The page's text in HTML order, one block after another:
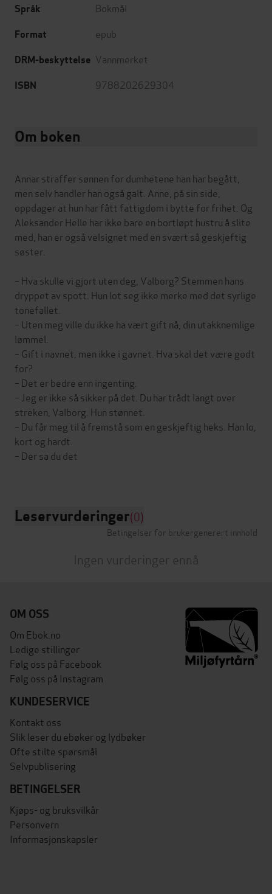
Språk Bokmål
Format epub
DRM-beskyttelse Vannmerket
ISBN 9788202629304
Om boken
Annar straffer sønnen for dumhetene han har begått,
men selv handler han også galt. Anne, på sin side,
oppdager at hun har fått fattigdom i bytte for frihet. Og
Aleksander Helle har ikke bare en bortløpt hustru å slite
med, han er også velsignet med en svært så geskjeftig
søster.
– Hva skulle vi gjort uten deg, Valborg? Stemmen hans
dryppet av spott. Hun lot seg ikke merke med det syrlige
tonefallet.
– Uten meg ville du ikke ha vært gift nå, din utakknemlige
lømmel.
– Gift i navnet, men ikke i gavnet. Hva skal det være godt
for?
– Det er bedre enn ingenting.
– Jeg er ikke så sikker på det. Du har trådt langt over
streken, Valborg. Hun stønnet.
– Du får meg til å fremstå som en geskjeftig heks. Han lo,
kort og hardt.
– Der sa du det
Leservurderinger(0)
Betingelser for brukergenerert innhold
Ingen vurderinger ennå
OM OSS
Om Ebok.no
Ledige stillinger
Følg oss på Facebook
Følg oss på Instagram
KUNDESERVICE
Kontakt oss
Slik leser du ebøker og lydbøker
Ofte stilte spørsmål
Selvpublisering
BETINGELSER
Kjøps- og bruksvilkår
Personvern
Informasjonskapsler